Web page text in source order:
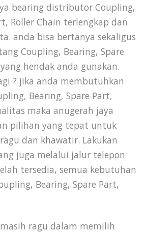
bearing distributor Coupling,
Roller Chain terlengkap dan
anda bisa bertanya sekaligus
Coupling, Bearing, Spare
hendak anda gunakan.
? jika anda membutuhkan
Bearing, Spare Part,
maka anugerah jaya
pilihan yang tepat untuk
dan khawatir. Lakukan
juga melalui jalur telepon
tersedia, semua kebutuhan
Bearing, Spare Part,
ragu dalam memilih